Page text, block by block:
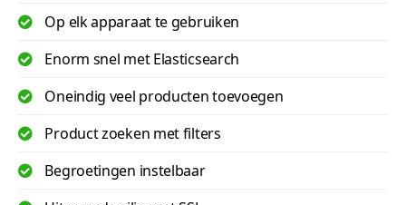
Op elk apparaat te gebruiken
Enorm snel met Elasticsearch
Oneindig veel producten toevoegen
Product zoeken met filters
Begroetingen instelbaar